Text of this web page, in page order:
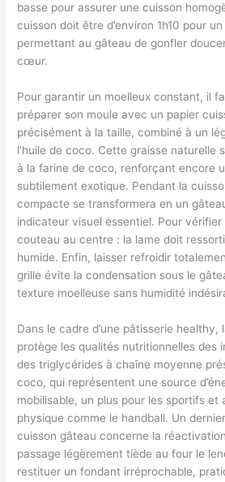
basse pour assurer une cuisson
cuisson doit être d’environ 1h10 pour
permettant au gâteau de gonfler
cœur.
Pour garantir un moelleux constant, il
préparer son moule avec un papier
précisément à la taille, combiné à un
l’huile de coco. Cette graisse naturelle
à la farine de coco, renforçant encore
subtilement exotique. Pendant la
compacte se transformera en un
indicateur visuel essentiel. Pour
couteau au centre : la lame doit
humide. Enfin, laisser refroidir
grille évite la condensation sous le
texture moelleuse sans humidité
Dans le cadre d’une pâtisserie healthy,
protège les qualités nutritionnelles des
des triglycérides à chaîne moyenne
coco, qui représentent une source
mobilisable, un plus pour les sportifs et
physique comme le handball. Un
cuisson gâteau concerne la
passage légèrement tiède au four le
restituer un fondant irréprochable,